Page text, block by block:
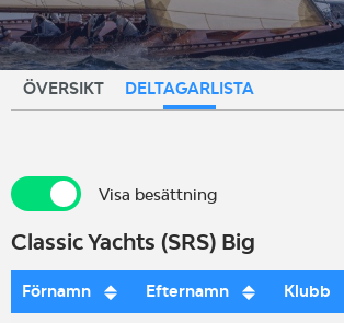
ÖVERSIKT DELTAGARLISTA
Visa besättningVisa besättning
Classic Yachts (SRS) Big
Förnamn Efternamn Klubb